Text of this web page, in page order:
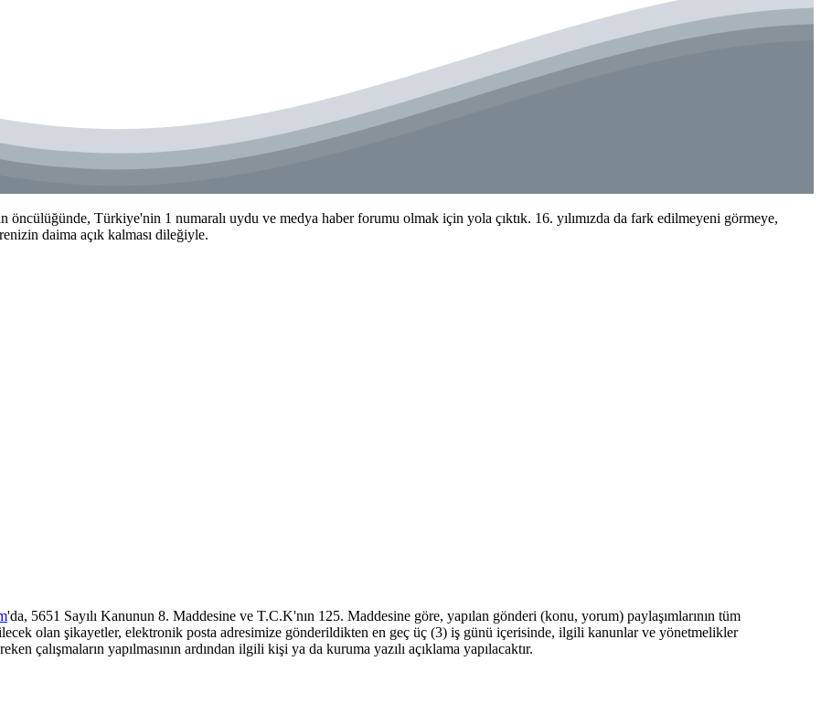
Türkiye'nin 1 numaralı uydu ve medya haber forumu olmak için yola çıktık. 16. yılımızda da fark edilmeyeni görmeye,
daima açık kalması dileğiyle.
'da, 5651 Sayılı Kanunun 8. Maddesine ve T.C.K'nın 125. Maddesine göre, yapılan gönderi (konu, yorum) paylaşımlarının tüm
olan şikayetler, elektronik posta adresimize gönderildikten en geç üç (3) iş günü içerisinde, ilgili kanunlar ve yönetmelikler
çalışmaların yapılmasının ardından ilgili kişi ya da kuruma yazılı açıklama yapılacaktır.